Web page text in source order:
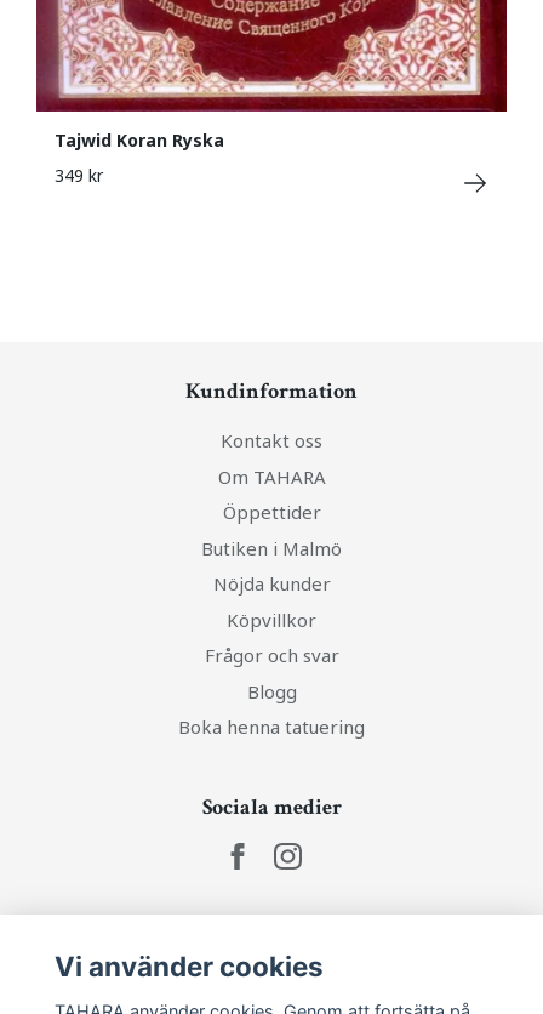
Tajwid Koran Ryska
349 kr
Kundinformation
Kontakt oss
Om TAHARA
Öppettider
Butiken i Malmö
Nöjda kunder
Köpvillkor
Frågor och svar
Blogg
Boka henna tatuering
Sociala medier
Vi använder cookies